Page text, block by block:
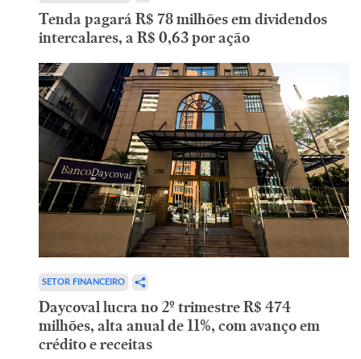
Tenda pagará R$ 78 milhões em dividendos
intercalares, a R$ 0,63 por ação
SETOR FINANCEIRO
Daycoval lucra no 2º trimestre R$ 474
milhões, alta anual de 11%, com avanço em
crédito e receitas